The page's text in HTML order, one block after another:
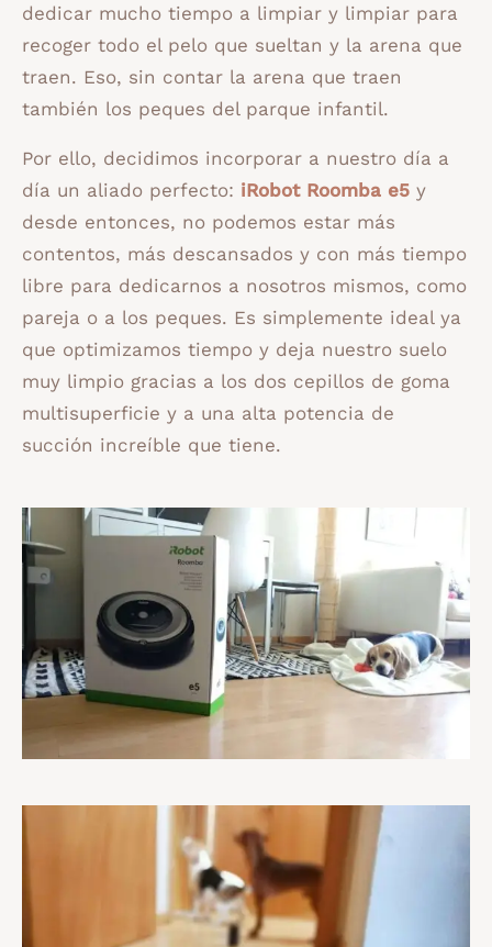
dedicar mucho tiempo a limpiar y limpiar para
recoger todo el pelo que sueltan y la arena que
traen. Eso, sin contar la arena que traen
también los peques del parque infantil.
Por ello, decidimos incorporar a nuestro día a
día un aliado perfecto: iRobot Roomba e5 y
desde entonces, no podemos estar más
contentos, más descansados y con más tiempo
libre para dedicarnos a nosotros mismos, como
pareja o a los peques. Es simplemente ideal ya
que optimizamos tiempo y deja nuestro suelo
muy limpio gracias a los dos cepillos de goma
multisuperficie y a una alta potencia de
succión increíble que tiene.